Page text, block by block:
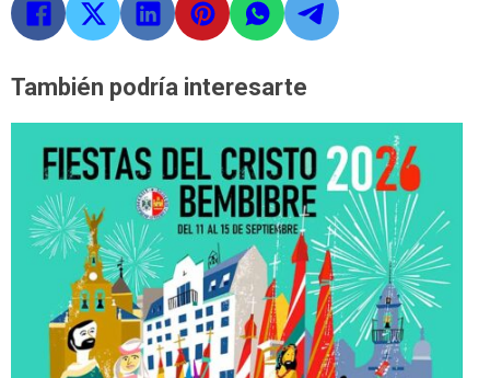
También podría interesarte